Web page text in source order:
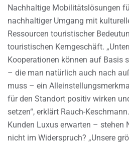
Nachhaltige Mobilitätslösungen
nachhaltiger Umgang mit
Ressourcen touristischer
touristischen Kerngeschäft.
Kooperationen können auf Basis
– die man natürlich auch nach
muss – ein
für den Standort positiv wirken
setzen“, erklärt Rauch-
Kunden Luxus erwarten – stehen
nicht im Widerspruch? „Unsere